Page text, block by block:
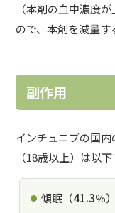
（本剤の血中濃度
ので、本剤を減量す
副作用
インチュニブの国
（18歳以上）は以
傾眠（41.3％）